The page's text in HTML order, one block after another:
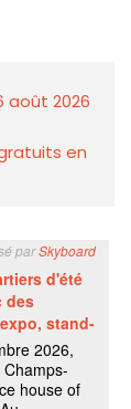
août 2026
en